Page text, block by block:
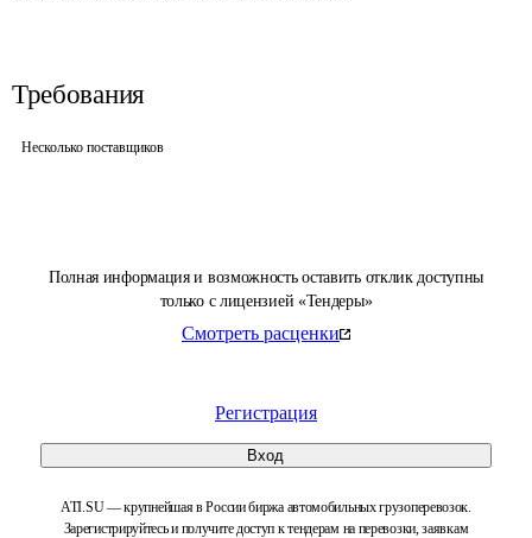
Полная информация и возможность оставить отклик доступны
только с лицензией «Тендеры»
Смотреть расценки
Регистрация
Вход
ATI.SU — крупнейшая в России биржа автомобильных грузоперевозок.
Зарегистрируйтесь и получите доступ к тендерам на перевозки, заявкам
Требования
Несколько поставщиков